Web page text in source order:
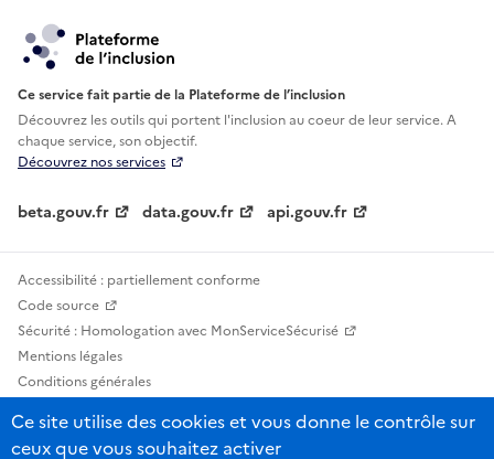
Ce service fait partie de la Plateforme de l’inclusion
Découvrez les outils qui portent l'inclusion aucoeur de leur service. A
chaque service, son objectif.
Découvrez nos services
beta.gouv.fr data.gouv.fr api.gouv.fr
Accessibilité : partiellement conforme
Code source
Sécurité : Homologation avec MonServiceSécurisé
Mentions légales
Conditions générales
Statistiques, lexiques et indicateurs
Ce site utilise des cookies et vous donne le contrôle sur
ceux que vous souhaitez activer